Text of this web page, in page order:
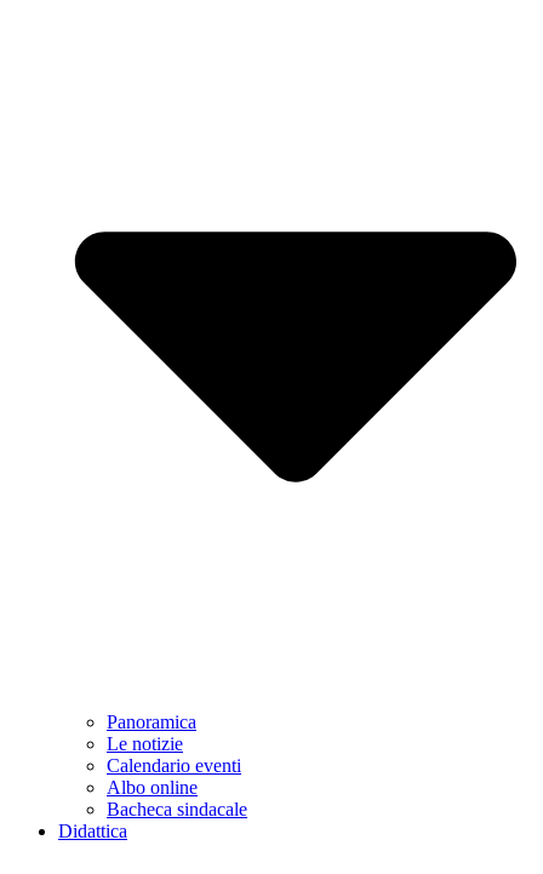
Panoramica
Le notizie
Calendario eventi
Albo online
Bacheca sindacale
Didattica